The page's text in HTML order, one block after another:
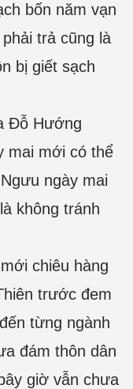
bốn năm vạn
trả cũng là
bị giết sạch
Đỗ Hướng
mai mới có thể
ngày mai
không tránh
chiêu hàng
trước đem
từng ngành
đám thôn dân
giờ vẫn chưa